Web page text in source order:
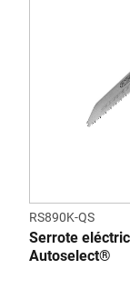
RS890K-QS
Serrote
Autoselect®